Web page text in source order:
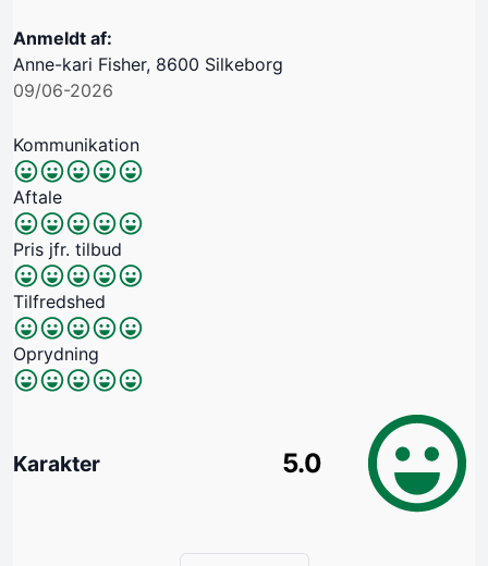
Anmeldt af:
Anne-kari Fisher, 8600 Silkeborg
09/06-2026
Kommunikation
Aftale
Pris jfr. tilbud
Tilfredshed
Oprydning
Karakter 5.0